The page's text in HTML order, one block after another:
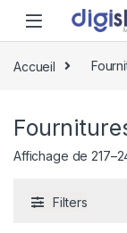
Skip to navigation
Skip to content
Accueil
Affichage de
Filters